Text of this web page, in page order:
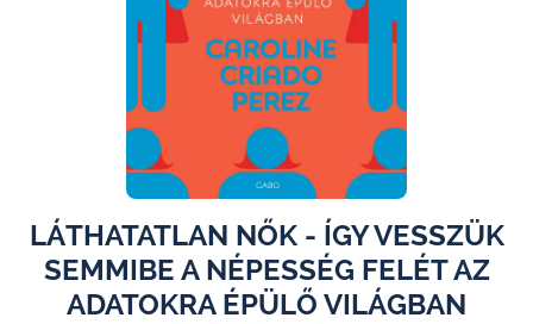
LÁTHATATLAN NŐK - ÍGY VESSZÜK
SEMMIBE A NÉPESSÉG FELÉT AZ
ADATOKRA ÉPÜLŐ VILÁGBAN